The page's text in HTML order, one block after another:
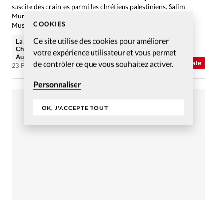
COOKIES
Ce site utilise des cookies pour améliorer
votre expérience utilisateur et vous permet
de contrôler ce que vous souhaitez activer.
Personnaliser
OK, J'ACCEPTE TOUT
Actualité internationale
suscite des craintes parmi les chrétiens palestiniens. Salim
Munayer, responsable du mouvement de réconciliation
Musalaha, explique pourquoi
La rédaction de
Christianisme
Aujourd'hui
23 Fév 2006
Abonnés